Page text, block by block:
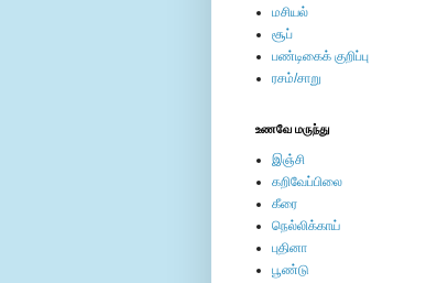
மசியல்
சூப்
பண்டிகைக் குறிப்பு
ரசம்/சாறு
உணவே மருந்து
இஞ்சி
கறிவேப்பிலை
கீரை
நெல்லிக்காய்
புதினா
பூண்டு